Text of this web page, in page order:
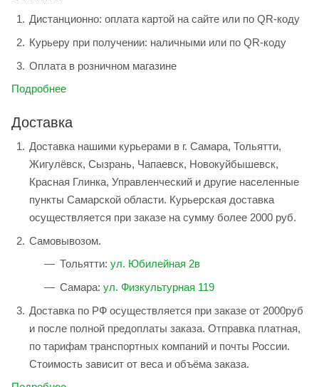
Дистанционно: оплата картой на сайте или по QR-коду
Курьеру при получении: наличными или по QR-коду
Оплата в розничном магазине
Подробнее
Доставка
Доставка нашими курьерами в г. Самара, Тольятти,
Жигулёвск, Сызрань, Чапаевск, Новокуйбышевск,
Красная Глинка, Управленческий и другие населенные
пункты Самарской области. Курьерская доставка
осуществляется при заказе на сумму более 2000 руб.
Самовывозом.
Тольятти: ул. Юбилейная 2в
Самара: ул. Физкультурная 119
Доставка по РФ осуществляется при заказе от 2000руб
и после полной предоплаты заказа. Отправка платная,
по тарифам транспортных компаний и почты России.
Стоимость зависит от веса и объёма заказа.